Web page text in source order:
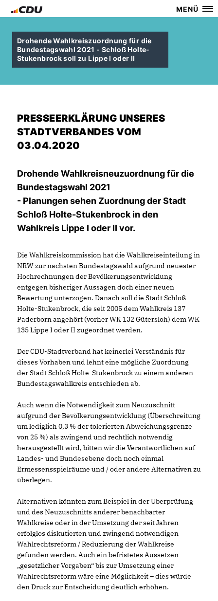
MENÜ
Drohende Wahlkreiszuordnung für die
Bundestagswahl 2021 - Schloß Holte-
Stukenbrock soll zu Lippe I oder II
PRESSEERKLÄRUNG UNSERES
STADTVERBANDES VOM
03.04.2020
Drohende Wahlkreisneuzuordnung für die
Bundestagswahl 2021
- Planungen sehen Zuordnung der Stadt
Schloß Holte-Stukenbrock in den
Wahlkreis Lippe I oder II vor.
Die Wahlkreiskommission hat die Wahlkreiseinteilung in
NRW zur nächsten Bundestagswahl aufgrund neuester
Hochrechnungen der Bevölkerungsentwicklung
entgegen bisheriger Aussagen doch einer neuen
Bewertung unterzogen. Danach soll die Stadt Schloß
Holte-Stukenbrock, die seit 2005 dem Wahlkreis 137
Paderborn angehört (vorher WK 132 Gütersloh) dem WK
135 Lippe I oder II zugeordnet werden.
Der CDU-Stadtverband hat keinerlei Verständnis für
dieses Vorhaben und lehnt eine mögliche Zuordnung
der Stadt Schloß Holte-Stukenbrock zu einem anderen
Bundestagswahlkreis entschieden ab.
Auch wenn die Notwendigkeit zum Neuzuschnitt
aufgrund der Bevölkerungsentwicklung (Überschreitung
um lediglich 0,3 % der tolerierten Abweichungsgrenze
von 25 %) als zwingend und rechtlich notwendig
herausgestellt wird, bitten wir die Verantwortlichen auf
Landes- und Bundesebene doch noch einmal
Ermessensspielräume und / oder andere Alternativen zu
überlegen.
Alternativen könnten zum Beispiel in der Überprüfung
und des Neuzuschnitts anderer benachbarter
Wahlkreise oder in der Umsetzung der seit Jahren
erfolglos diskutierten und zwingend notwendigen
Wahlrechtsreform / Reduzierung der Wahlkreise
gefunden werden. Auch ein befristetes Aussetzen
gesetzlicher Vorgaben“ bis zur Umsetzung einer
Wahlrechtsreform wäre eine Möglichkeit – dies würde
den Druck zur Entscheidung deutlich erhöhen.